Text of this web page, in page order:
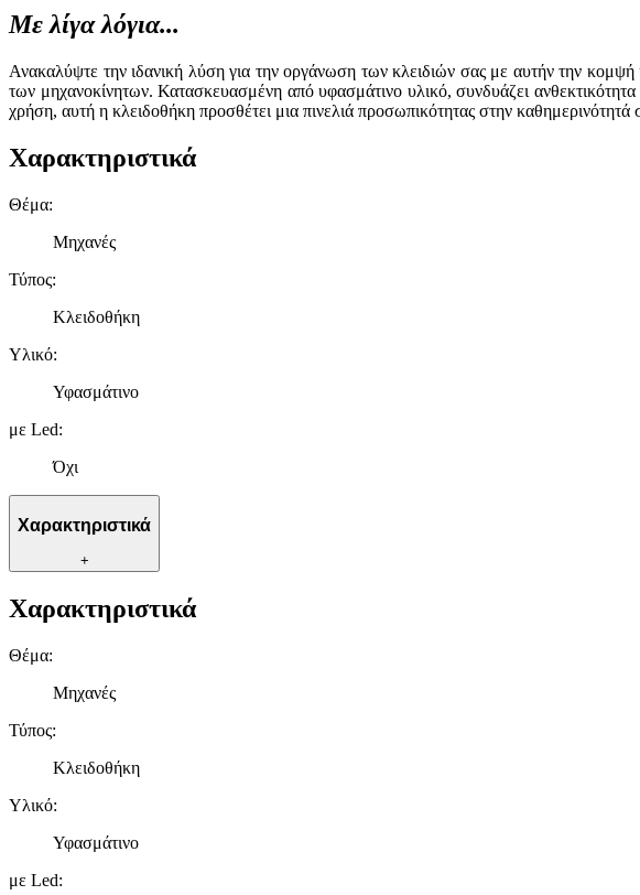
Με λίγα λόγια...
Ανακαλύψτε την ιδανική λύση για την οργάνωση των κλειδιών σας με αυτήν την
των μηχανοκίνητων. Κατασκευασμένη από υφασμάτινο υλικό, συνδυάζει
χρήση, αυτή η κλειδοθήκη προσθέτει μια πινελιά προσωπικότητας στην
Χαρακτηριστικά
Θέμα:
Μηχανές
Τύπος:
Κλειδοθήκη
Υλικό:
Υφασμάτινο
με Led:
Όχι
Χαρακτηριστικά
+
Χαρακτηριστικά
Θέμα:
Μηχανές
Τύπος:
Κλειδοθήκη
Υλικό:
Υφασμάτινο
με Led: